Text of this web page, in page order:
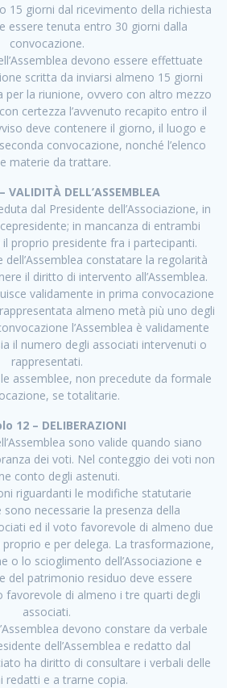
15 giorni dal ricevimento della richiesta
essere tenuta entro 30 giorni dalla
convocazione.
devono essere effettuate
scritta da inviarsi almeno 15 giorni
per la riunione, ovvero con altro mezzo
certezza l’avvenuto recapito entro il
deve contenere il giorno, il luogo e
convocazione, nonché l’elenco
materie da trattare.
DELL’ASSEMBLEA
dal Presidente dell’Associazione, in
in mancanza di entrambi
il proprio presidente fra i partecipanti.
dell’Assemblea constatare la regolarità
il diritto di intervento all’Assemblea.
validamente in prima convocazione
almeno metà più uno degli
l’Assemblea è validamente
il numero degli associati intervenuti o
rappresentati.
assemblee, non precedute da formale
se totalitarie.
12 – DELIBERAZIONI
sono valide quando siano
dei voti. Nel conteggio dei voti non
conto degli astenuti.
riguardanti le modifiche statutarie
sono necessarie la presenza della
ed il voto favorevole di almeno due
e per delega. La trasformazione,
o lo scioglimento dell’Associazione e
del patrimonio residuo deve essere
favorevole di almeno i tre quarti degli
associati.
devono constare da verbale
dell’Assemblea e redatto dal
ha diritto di consultare i verbali delle
redatti e a trarne copia.